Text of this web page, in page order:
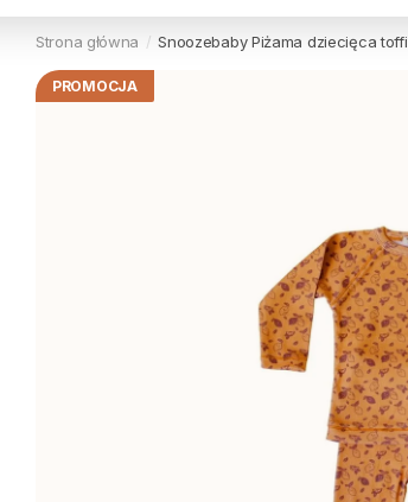
Strona główna SnoozebabyPiżama dziecięca toffi
PROMOCJA